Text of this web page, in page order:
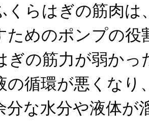
くらはぎの筋肉は
ためのポンプの役
ぎの筋力が弱かっ
の循環が悪くなり
分な水分や液体が